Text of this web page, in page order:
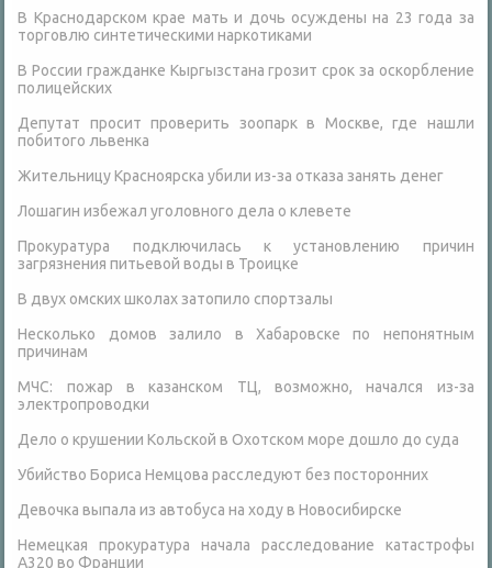
В Краснодарском крае мать и дочь осуждены на 23 года за
торговлю синтетическими наркотиками
В России гражданке Кыргызстана грозит срок за оскорбление
полицейских
Депутат просит проверить зоопарк в Москве, где нашли
побитого львенка
Жительницу Красноярска убили из-за отказа занять денег
Лошагин избежал уголовного дела о клевете
Прокуратура подключилась к установлению причин
загрязнения питьевой воды в Троицке
В двух омских школах затопило спортзалы
Несколько домов залило в Хабаровске по непонятным
причинам
МЧС: пожар в казанском ТЦ, возможно, начался из-за
электропроводки
Дело о крушении Кольской в Охотском море дошло до суда
Убийство Бориса Немцова расследуют без посторонних
Девочка выпала из автобуса на ходу в Новосибирске
Немецкая прокуратура начала расследование катастрофы
A320 во Франции